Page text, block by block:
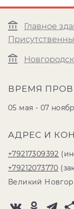
Главное
ВРЕМЯ
05 мая - 07
АДРЕС И
+79217309392
+79212073770
Великий